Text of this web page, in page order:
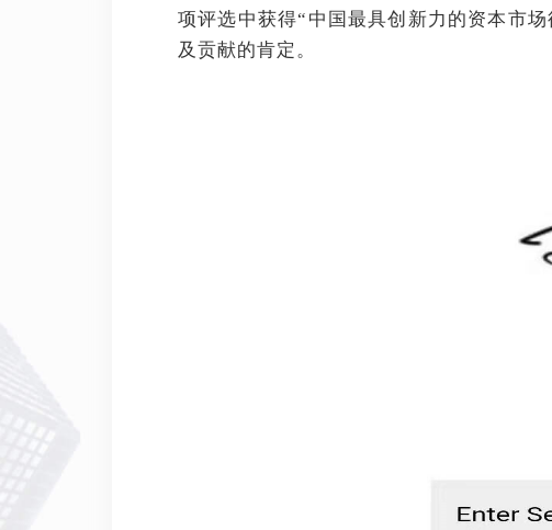
项评选中获得“中国最具创新力的资本市
及贡献的肯定。